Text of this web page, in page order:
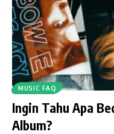
MUSIC FAQ
Ingin Tahu Apa
Album?